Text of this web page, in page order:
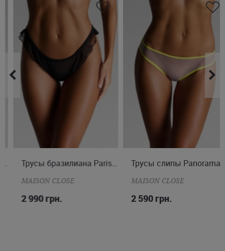
Juliette можно с доставкой по Киеву и в любой другой город
Украины.
M Трусы бразилиана Parisienne
MAISON CLOSE
2 990 грн.
S
Трусы слипы Panorama
MAISON CLOSE
2 590 грн.